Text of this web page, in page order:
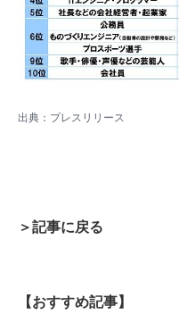
出典：プレスリリース
＞記事に戻る
【おすすめ記事】